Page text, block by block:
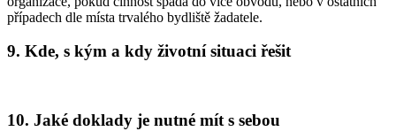
případech dle místa trvalého bydliště žadatele.
9. Kde, s kým a kdy životní situaci řešit
10. Jaké doklady je nutné mít s sebou